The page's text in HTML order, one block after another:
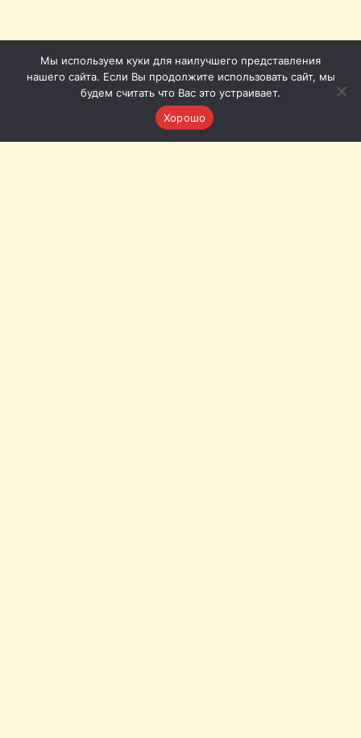
Мы используем куки для наилучшего представления
нашего сайта. Если Вы продолжите использовать сайт, мы
будем считать что Вас это устраивает.
Хорошо